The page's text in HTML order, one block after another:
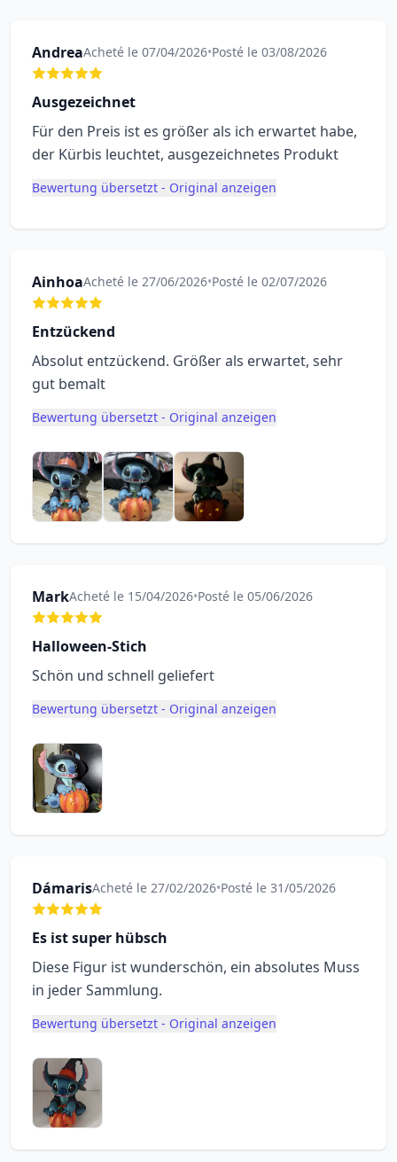
AndreaAcheté le 07/04/2026•Posté le 03/08/2026
Ausgezeichnet
Für den Preis ist es größer als ich erwartet habe,
der Kürbis leuchtet, ausgezeichnetes Produkt
Bewertung übersetzt - Original anzeigen
AinhoaAcheté le 27/06/2026•Posté le 02/07/2026
Entzückend
Absolut entzückend. Größer als erwartet, sehr
gut bemalt
Bewertung übersetzt - Original anzeigen
MarkAcheté le 15/04/2026•Posté le 05/06/2026
Halloween-Stich
Schön und schnell geliefert
Bewertung übersetzt - Original anzeigen
DámarisAcheté le 27/02/2026•Posté le 31/05/2026
Es ist super hübsch
Diese Figur ist wunderschön, ein absolutes Muss
in jeder Sammlung.
Bewertung übersetzt - Original anzeigen